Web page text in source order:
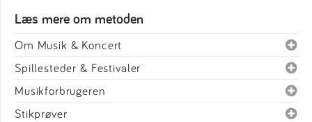
Læs mere om metoden
Om Musik & Koncert
Spillesteder & Festivaler
Musikforbrugeren
Stikprøver